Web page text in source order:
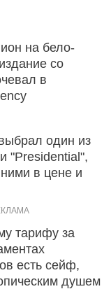
на бело-
со
в
один из
"Presidential",
в цене и
тарифу за
есть сейф,
душем